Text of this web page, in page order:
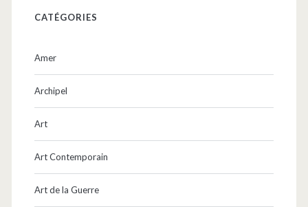
CATÉGORIES
Amer
Archipel
Art
Art Contemporain
Art de la Guerre